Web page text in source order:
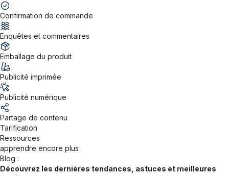
Confirmation de commande
Enquêtes et commentaires
Emballage du produit
Publicité imprimée
Publicité numérique
Partage de contenu
Tarification
Ressources
apprendre encore plus
Blog :
Découvrez les dernières tendances, astuces et meilleures